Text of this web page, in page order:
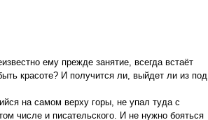
ему прежде занятие, всегда встаёт
красоте? И получится ли, выйдет ли из под
на самом верху горы, не упал туда с
числе и писательского. И не нужно бояться